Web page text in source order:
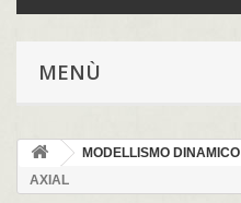
MENÙ
MODELLISMO DINAMICO
AXIAL